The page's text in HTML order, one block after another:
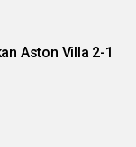
Aston Villa 2-1